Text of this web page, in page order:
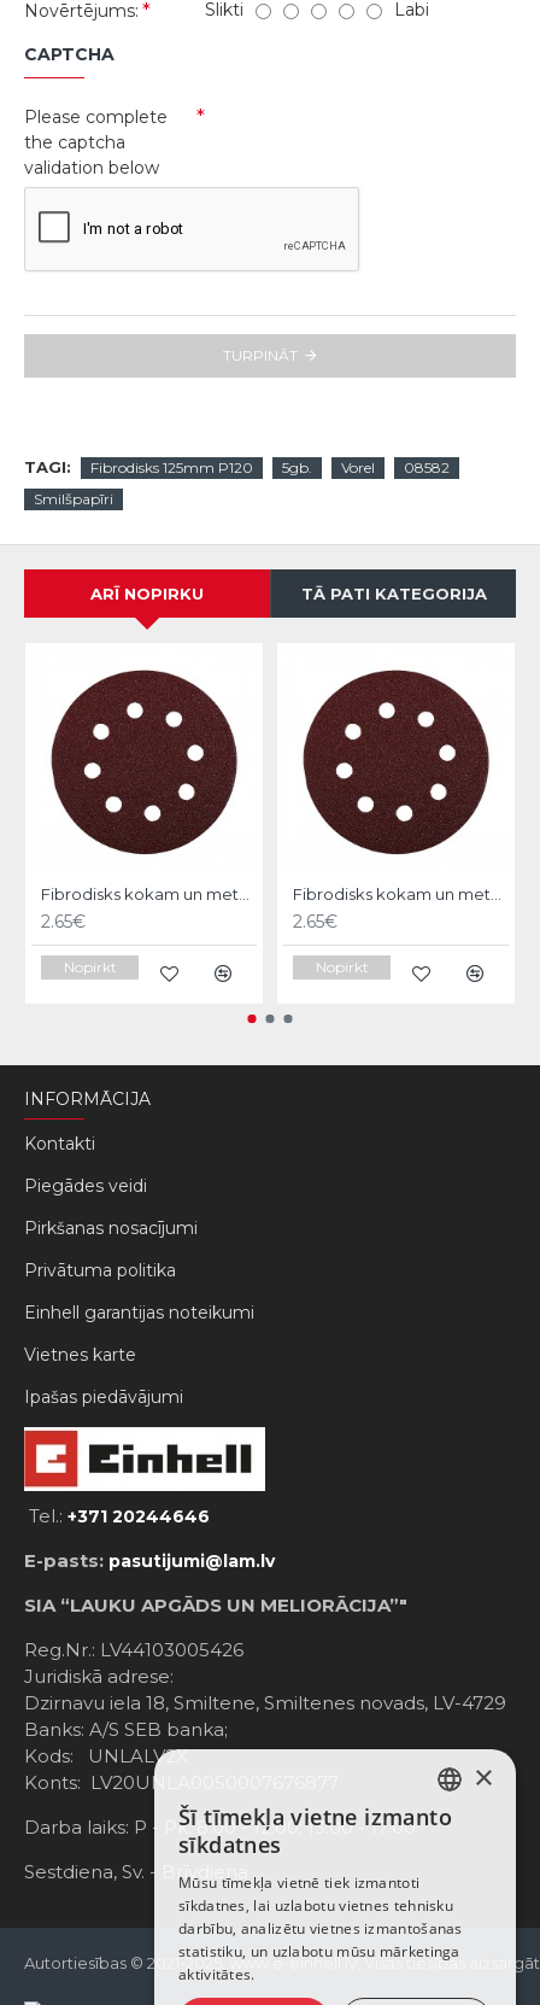
Novērtējums:
Slikti Labi
CAPTCHA
Please complete
the captcha
validation below
TURPINĀT
TAGI: Fibrodisks 125mm P120 5gb. Vorel
08582
Smilšpapīri
ARĪ NOPIRKU TĀ PATI KATEGORIJA
Fibrodisks kokam un metālam 125mm,P240,5gb, KWB
2.65€
Nopirkt
Fibrodisks kokam un metālam 125mm,P120,5gb, KWB
2.65€
Nopirkt
INFORMĀCIJA
Kontakti
Piegādes veidi
Pirkšanas nosacījumi
Privātuma politika
Einhell garantijas noteikumi
Vietnes karte
Ipašas piedāvājumi
Tel.: +371 20244646
E-pasts: pasutijumi@lam.lv
SIA “LAUKU APGĀDS UN MELIORĀCIJA”"
Reg.Nr.: LV44103005426
Juridiskā adrese:
Dzirnavu iela 18, Smiltene, Smiltenes novads, LV-4729
Banks: A/S SEB banka;
Kods: UNLALV2X
Konts: LV20UNLA0050007676877
Darba laiks: P - Pk. 8:00 - 12:00; 13:00 - 17:00
Sestdiena, Sv. - Brīvdiena
Autortiesības © 2021-2025, www.e-einhell.lv, Visas tiesības
LATVIAN
ENGLISH
×
Šī tīmekļa vietne izmanto
sīkdatnes
Mūsu tīmekļa vietnē tiek izmantoti
sīkdatnes, lai uzlabotu vietnes tehnisku
darbību, analizētu vietnes izmantošanas
statistiku, un uzlabotu mūsu mārketinga
aktivitātes.